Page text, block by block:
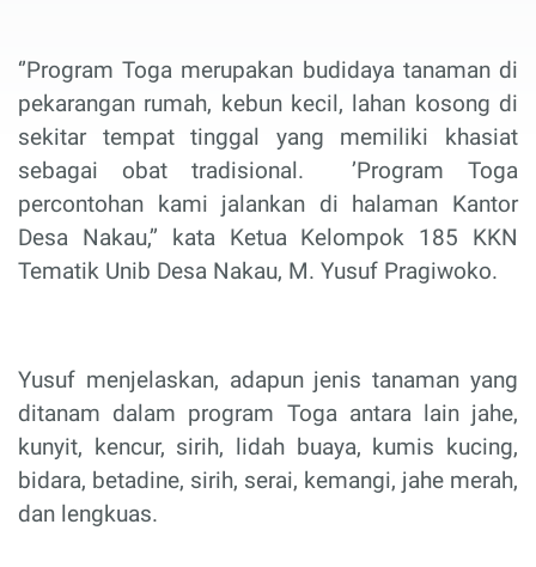
‘’Program Toga merupakan budidaya tanaman di
pekarangan rumah, kebun kecil, lahan kosong di
sekitar tempat tinggal yang memiliki khasiat
sebagai obat tradisional.
’Program Toga
percontohan kami jalankan di halaman Kantor
Desa Nakau,’’ kata Ketua Kelompok 185 KKN
Tematik Unib Desa Nakau, M. Yusuf Pragiwoko.
Yusuf menjelaskan, adapun jenis tanaman yang
ditanam dalam program Toga antara lain jahe,
kunyit, kencur, sirih, lidah buaya, kumis kucing,
bidara, betadine, sirih, serai, kemangi, jahe merah,
dan lengkuas.